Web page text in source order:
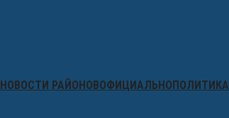
НОВОСТИ РАЙОНОВОФИЦИАЛЬНОПОЛИТИКА